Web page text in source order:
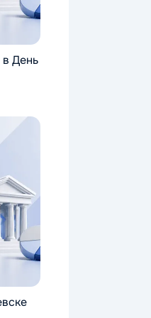
День